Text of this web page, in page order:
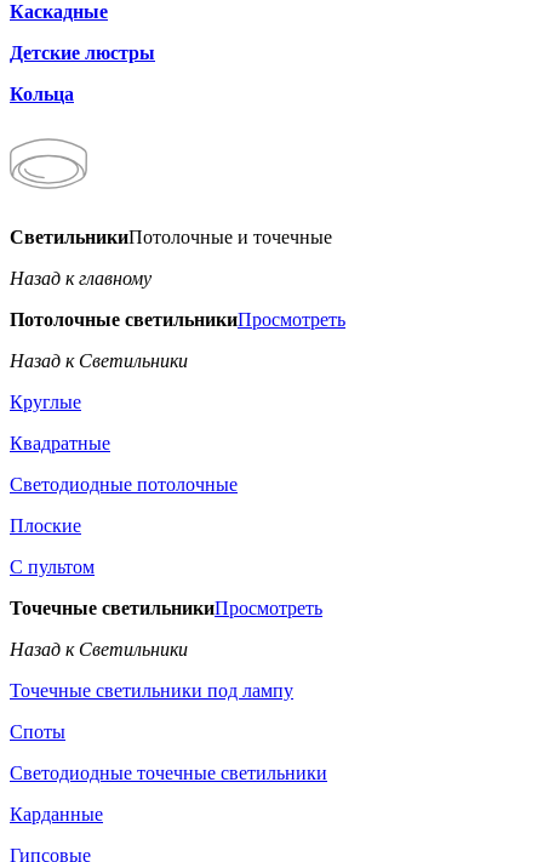
Каскадные
Детские люстры
Кольца
СветильникиПотолочные и точечные
Назад к главному
Потолочные светильникиПросмотреть
Назад к Светильники
Круглые
Квадратные
Светодиодные потолочные
Плоские
С пультом
Точечные светильникиПросмотреть
Назад к Светильники
Точечные светильники под лампу
Споты
Светодиодные точечные светильники
Карданные
Гипсовые